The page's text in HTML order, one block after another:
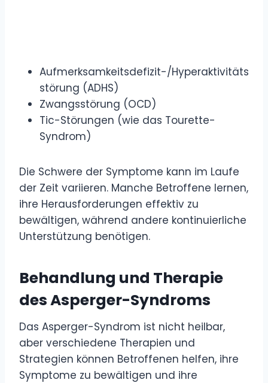
Aufmerksamkeitsdefizit-/Hyperaktivitäts
störung (ADHS)
Zwangsstörung (OCD)
Tic-Störungen (wie das Tourette-
Syndrom)
Die Schwere der Symptome kann im Laufe
der Zeit variieren. Manche Betroffene lernen,
ihre Herausforderungen effektiv zu
bewältigen, während andere kontinuierliche
Unterstützung benötigen.
Behandlung und Therapie
des Asperger-Syndroms
Das Asperger-Syndrom ist nicht heilbar,
aber verschiedene Therapien und
Strategien können Betroffenen helfen, ihre
Symptome zu bewältigen und ihre